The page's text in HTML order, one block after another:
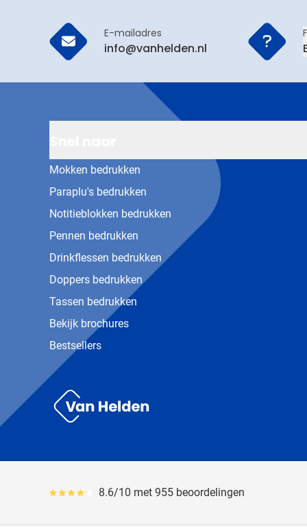
E-mailadres
info@vanhelden.nl
Mokken bedrukken
Paraplu's bedrukken
Notitieblokken bedrukken
Pennen bedrukken
Drinkflessen bedrukken
Doppers bedrukken
Tassen bedrukken
Bekijk brochures
Bestsellers
Gemiddeld reviewpercentage is 86
8.6/10 met 955 beoordelingen